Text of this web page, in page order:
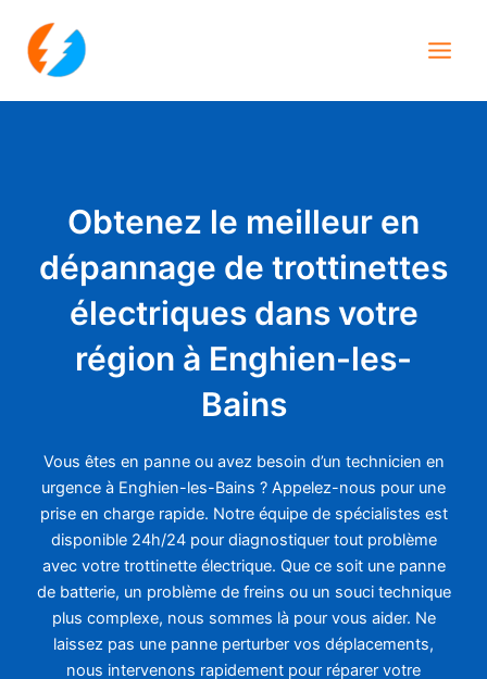
contenu
Obtenez le meilleur en
dépannage de trottinettes
électriques dans votre
région à Enghien-les-
Bains
Vous êtes en panne ou avez besoin d’un technicien en
urgence à Enghien-les-Bains ? Appelez-nous pour une
prise en charge rapide. Notre équipe de spécialistes est
disponible 24h/24 pour diagnostiquer tout problème
avec votre trottinette électrique. Que ce soit une panne
de batterie, un problème de freins ou un souci technique
plus complexe, nous sommes là pour vous aider. Ne
laissez pas une panne perturber vos déplacements,
nous intervenons rapidement pour réparer votre